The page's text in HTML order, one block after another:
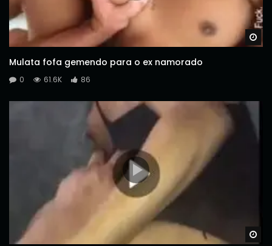
Mulata fofa gemendo para o ex namorado
0 61.6K 86